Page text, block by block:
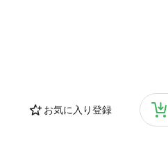
お気に入り登録